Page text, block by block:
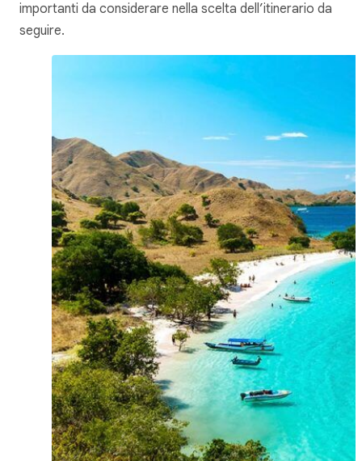
importanti da considerare nella scelta dell’itinerario da
seguire.